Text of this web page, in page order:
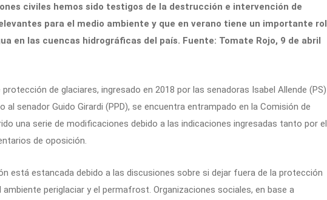
civiles hemos sido testigos de la destrucción e intervención de
para el medio ambiente y que en verano tiene un importante rol
en las cuencas hidrográficas del país. Fuente: Tomate Rojo, 9 de abril
de glaciares, ingresado en 2018 por las senadoras Isabel Allende (PS)
al senador Guido Girardi (PPD), se encuentra entrampado en la Comisión de
una serie de modificaciones debido a las indicaciones ingresadas tanto por el
de oposición.
está estancada debido a las discusiones sobre si dejar fuera de la protección
ambiente periglaciar y el permafrost. Organizaciones sociales, en base a